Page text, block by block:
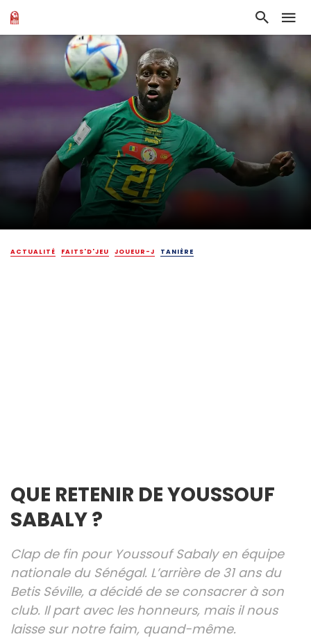
ACTUALITÉ FAITS'D'JEU JOUEUR-J TANIÈRE
QUE RETENIR DE YOUSSOUF
SABALY ?
Clap de fin pour Youssouf Sabaly en équipe
nationale du Sénégal. L’arrière de 31 ans du
Betis Séville, a décidé de se consacrer à son
club. Il part avec les honneurs, mais il nous
laisse sur notre faim, quand-même.